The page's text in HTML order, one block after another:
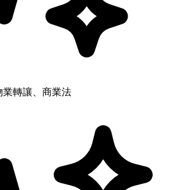
轉讓、商業法